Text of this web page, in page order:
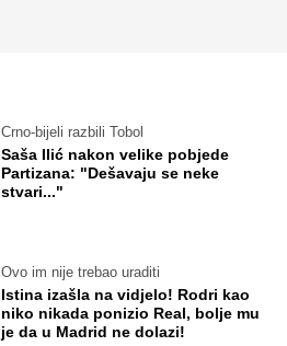
Crno-bijeli razbili Tobol
Saša Ilić nakon velike pobjede
Partizana: "Dešavaju se neke
stvari..."
Ovo im nije trebao uraditi
Istina izašla na vidjelo! Rodri kao
niko nikada ponizio Real, bolje mu
je da u Madrid ne dolazi!